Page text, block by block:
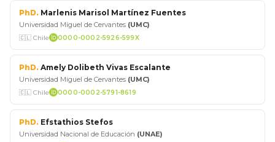
PhD. Marlenis Marisol Martínez Fuentes
Universidad Miguel de Cervantes (UMC)
🇨🇱 Chile 0000-0002-5926-599X
PhD. Amely Dolibeth Vivas Escalante
Universidad Miguel de Cervantes (UMC)
🇨🇱 Chile 0000-0002-5791-8619
PhD. Efstathios Stefos
Universidad Nacional de Educación (UNAE)